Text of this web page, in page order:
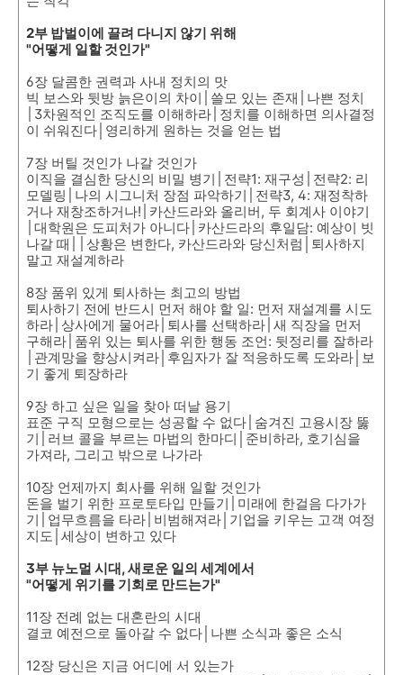
2부 밥벌이에 끌려 다니지 않기 위해
"어떻게 일할 것인가"
6장 달콤한 권력과 사내 정치의 맛
빅 보스와 뒷방 늙은이의 차이│쓸모 있는 존재│나쁜 정치
│3차원적인 조직도를 이해하라│정치를 이해하면 의사결정
이 쉬워진다│영리하게 원하는 것을 얻는 법
7장 버틸 것인가 나갈 것인가
이직을 결심한 당신의 비밀 병기│전략1: 재구성│전략2: 리
모델링│나의 시그니처 장점 파악하기│전략3, 4: 재정착하
거나 재창조하거나!│카산드라와 올리버, 두 회계사 이야기
│대학원은 도피처가 아니다│카산드라의 후일담: 예상이 빗
나갈 때││상황은 변한다, 카산드라와 당신처럼│퇴사하지
말고 재설계하라
8장 품위 있게 퇴사하는 최고의 방법
퇴사하기 전에 반드시 먼저 해야 할 일: 먼저 재설계를 시도
하라│상사에게 물어라│퇴사를 선택하라│새 직장을 먼저
구해라│품위 있는 퇴사를 위한 행동 조언: 뒷정리를 잘하라
│관계망을 향상시켜라│후임자가 잘 적응하도록 도와라│보
기 좋게 퇴장하라
9장 하고 싶은 일을 찾아 떠날 용기
표준 구직 모형으로는 성공할 수 없다│숨겨진 고용시장 뚫
기│러브 콜을 부르는 마법의 한마디│준비하라, 호기심을
가져라, 그리고 밖으로 나가라
10장 언제까지 회사를 위해 일할 것인가
돈을 벌기 위한 프로토타입 만들기│미래에 한걸음 다가가
기│업무흐름을 타라│비범해져라│기업을 키우는 고객 여정
지도│세상이 변하고 있다
3부 뉴노멀 시대, 새로운 일의 세계에서
"어떻게 위기를 기회로 만드는가"
11장 전례 없는 대혼란의 시대
결코 예전으로 돌아갈 수 없다│나쁜 소식과 좋은 소식
12장 당신은 지금 어디에 서 있는가